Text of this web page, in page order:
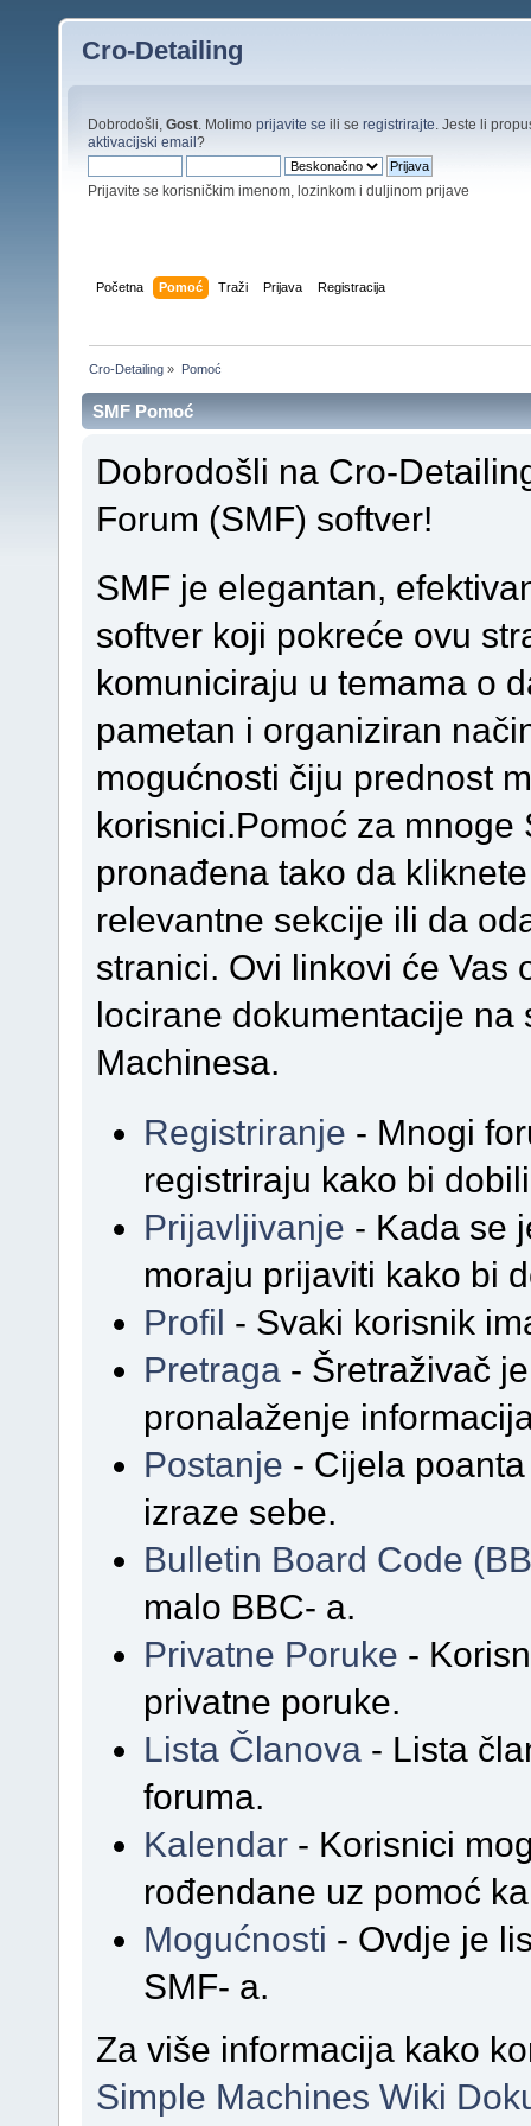
Cro-Detailing
Dobrodošli, Gost . Molimo prijavite se ili se registrirajte . Jeste li
aktivacijski email?
Prijavite se korisničkim imenom, lozinkom i duljinom prijave
Početna Pomoć Traži Prijava Registracija
Cro-Detailing » Pomoć
SMF Pomoć
Dobrodošli na Cro-
Forum (SMF) softver!
SMF je elegantan,
softver koji pokreće ovu
komuniciraju u temama o
pametan i organiziran
mogućnosti čiju prednost
korisnici.Pomoć za
pronađena tako da
relevantne sekcije ili da
stranici. Ovi linkovi će Vas
locirane dokumentacije
Machinesa.
Registriranje - Mnogi
registriraju kako bi
Prijavljivanje - Kada se
moraju prijaviti kako bi
Profil - Svaki korisnik
Pretraga - Šretraživač
pronalaženje
Postanje - Cijela
izraze sebe.
Bulletin Board Code
malo BBC- a.
Privatne Poruke -
privatne poruke.
Lista Članova - Lista
foruma.
Kalendar - Korisnici
rođendane uz pomoć
Mogućnosti - Ovdje je
SMF- a.
Za više informacija kako
Simple Machines Wiki